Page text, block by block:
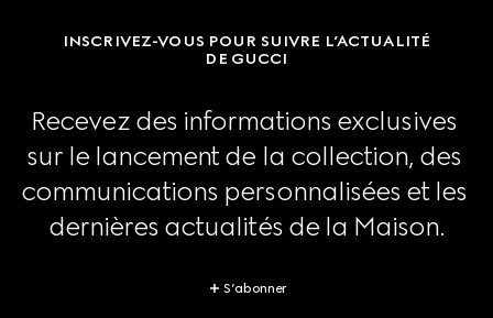
INSCRIVEZ-VOUS POUR SUIVRE L’ACTUALITÉ
DE GUCCI
Recevez des informations exclusives
sur le lancement de la collection, des
communications personnalisées et les
dernières actualités de la Maison.
S’abonner